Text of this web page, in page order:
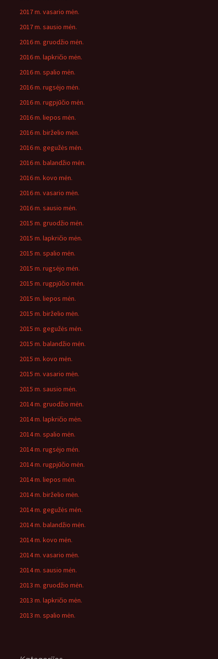
2017 m. vasario mėn.
2017 m. sausio mėn.
2016 m. gruodžio mėn.
2016 m. lapkričio mėn.
2016 m. spalio mėn.
2016 m. rugsėjo mėn.
2016 m. rugpjūčio mėn.
2016 m. liepos mėn.
2016 m. birželio mėn.
2016 m. gegužės mėn.
2016 m. balandžio mėn.
2016 m. kovo mėn.
2016 m. vasario mėn.
2016 m. sausio mėn.
2015 m. gruodžio mėn.
2015 m. lapkričio mėn.
2015 m. spalio mėn.
2015 m. rugsėjo mėn.
2015 m. rugpjūčio mėn.
2015 m. liepos mėn.
2015 m. birželio mėn.
2015 m. gegužės mėn.
2015 m. balandžio mėn.
2015 m. kovo mėn.
2015 m. vasario mėn.
2015 m. sausio mėn.
2014 m. gruodžio mėn.
2014 m. lapkričio mėn.
2014 m. spalio mėn.
2014 m. rugsėjo mėn.
2014 m. rugpjūčio mėn.
2014 m. liepos mėn.
2014 m. birželio mėn.
2014 m. gegužės mėn.
2014 m. balandžio mėn.
2014 m. kovo mėn.
2014 m. vasario mėn.
2014 m. sausio mėn.
2013 m. gruodžio mėn.
2013 m. lapkričio mėn.
2013 m. spalio mėn.